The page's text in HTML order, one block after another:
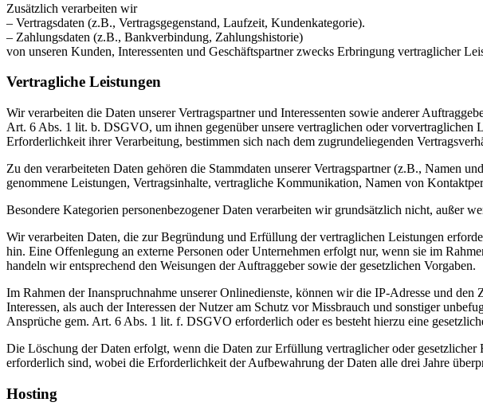
Zusätzlich verarbeiten wir
– Vertragsdaten (z.B., Vertragsgegenstand, Laufzeit, Kundenkategorie).
– Zahlungsdaten (z.B., Bankverbindung, Zahlungshistorie)
von unseren Kunden, Interessenten und Geschäftspartner zwecks Erbringung vertraglicher
Vertragliche Leistungen
Wir verarbeiten die Daten unserer Vertragspartner und Interessenten sowie anderer
Art. 6 Abs. 1 lit. b. DSGVO, um ihnen gegenüber unsere vertraglichen oder
Erforderlichkeit ihrer Verarbeitung, bestimmen sich nach dem zugrundeliegenden
Zu den verarbeiteten Daten gehören die Stammdaten unserer Vertragspartner (z.B., Namen
genommene Leistungen, Vertragsinhalte, vertragliche Kommunikation, Namen von
Besondere Kategorien personenbezogener Daten verarbeiten wir grundsätzlich nicht, außer
Wir verarbeiten Daten, die zur Begründung und Erfüllung der vertraglichen Leistungen
hin. Eine Offenlegung an externe Personen oder Unternehmen erfolgt nur, wenn sie im
handeln wir entsprechend den Weisungen der Auftraggeber sowie der gesetzlichen Vorgaben.
Im Rahmen der Inanspruchnahme unserer Onlinedienste, können wir die IP-Adresse und
Interessen, als auch der Interessen der Nutzer am Schutz vor Missbrauch und sonstiger
Ansprüche gem. Art. 6 Abs. 1 lit. f. DSGVO erforderlich oder es besteht hierzu eine
Die Löschung der Daten erfolgt, wenn die Daten zur Erfüllung vertraglicher oder
erforderlich sind, wobei die Erforderlichkeit der Aufbewahrung der Daten alle drei Jahre
Hosting